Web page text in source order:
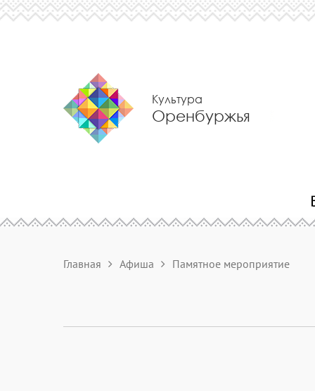
Культура
Оренбуржья
Главная Афиша Памятное мероприятие